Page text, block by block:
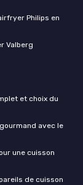
Philips en
Valberg
et choix du
avec le
une cuisson
de cuisson